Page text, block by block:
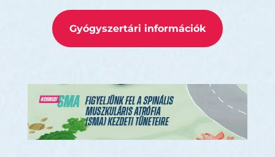
Gyógyszertári információk